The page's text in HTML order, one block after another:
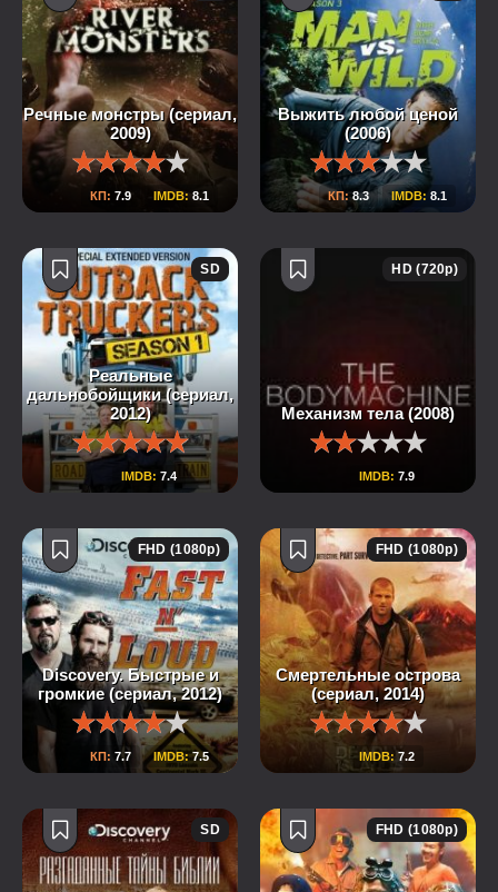
Речные монстры (сериал,
2009)
КП: 7.9 IMDB: 8.1
Выжить любой ценой
(2006)
КП:8.3 IMDB: 8.1
Реальные
дальнобойщики (сериал,
2012)
IMDB: 7.4
SD
Механизм тела (2008)
IMDB: 7.9
HD (720p)
Discovery. Быстрые и
громкие (сериал, 2012)
КП: 7.7 IMDB:7.5
FHD (1080p)
Смертельные острова
(сериал, 2014)
IMDB: 7.2
FHD (1080p)
SD FHD (1080p)